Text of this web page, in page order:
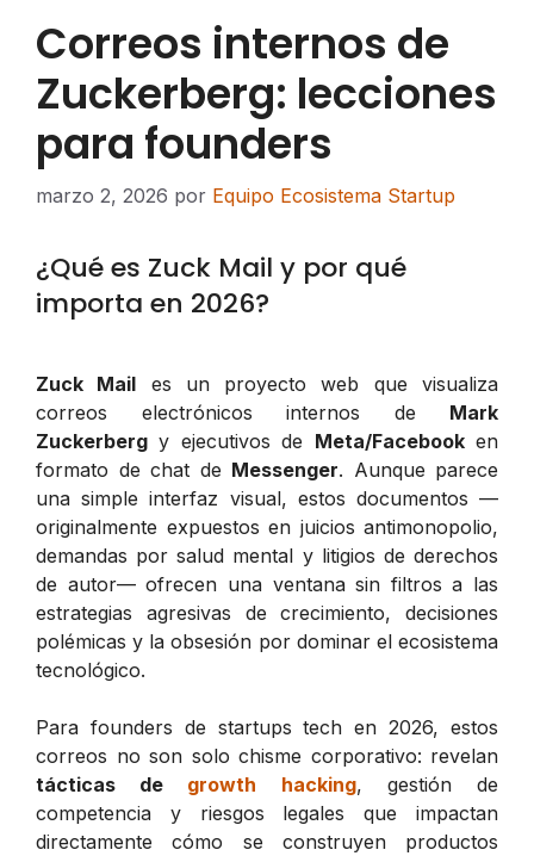
Correos internos de
Zuckerberg: lecciones
para founders
marzo 2, 2026 por Equipo Ecosistema Startup
¿Qué es Zuck Mail y por qué
importa en 2026?
Zuck Mail es un proyecto web que visualiza
correos electrónicos internos de Mark
Zuckerberg y ejecutivos de Meta/Facebooken
formato de chat de Messenger. Aunque parece
una simple interfaz visual, estos documentos —
originalmente expuestos en juicios antimonopolio,
demandas por salud mental y litigios de derechos
de autor— ofrecen una ventana sin filtros a las
estrategias agresivas de crecimiento, decisiones
polémicas y la obsesión por dominar el ecosistema
tecnológico.
Para founders de startups tech en 2026, estos
correos no son solo chisme corporativo: revelan
tácticas de growth hacking, gestión de
competencia y riesgos legales que impactan
directamente cómo se construyen productos